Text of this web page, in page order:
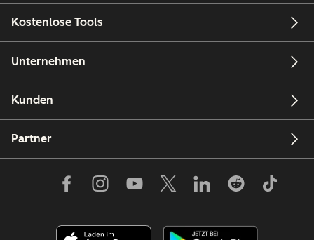
Kostenlose Tools
Unternehmen
Kunden
Partner